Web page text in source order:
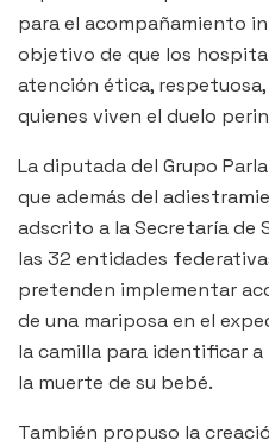
para el acompañamiento
objetivo de que los
atención ética, respetuosa,
quienes viven el duelo
La diputada del Grupo
que además del
adscrito a la Secretaría de
las 32 entidades
pretenden implementar
de una mariposa en el
la camilla para identificar
la muerte de su bebé.
También propuso la